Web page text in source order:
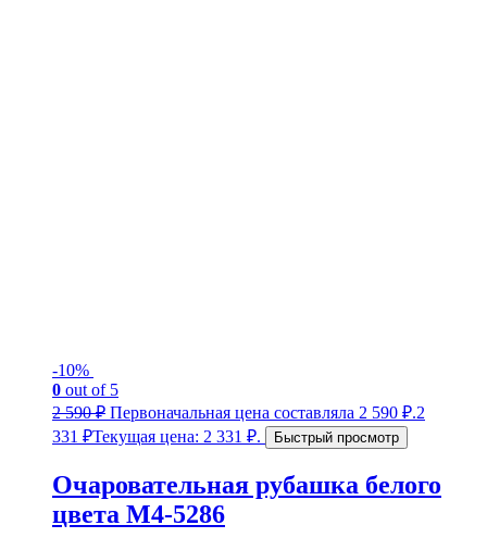
-10%
0 out of 5
2 590₽ Первоначальная цена составляла 2 590 ₽.2
331 ₽Текущая цена: 2 331 ₽. Быстрый просмотр
Очаровательная рубашка белого
цвета М4-5286